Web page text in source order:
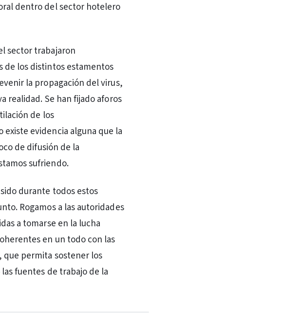
dentro del sector hotelero
sector trabajaron
de los distintos estamentos
la propagación del virus,
realidad. Se han fijado aforos
de los
evidencia alguna que la
de difusión de la
sufriendo.
durante todos estos
Rogamos a las autoridades
a tomarse en la lucha
en un todo con las
que permita sostener los
fuentes de trabajo de la